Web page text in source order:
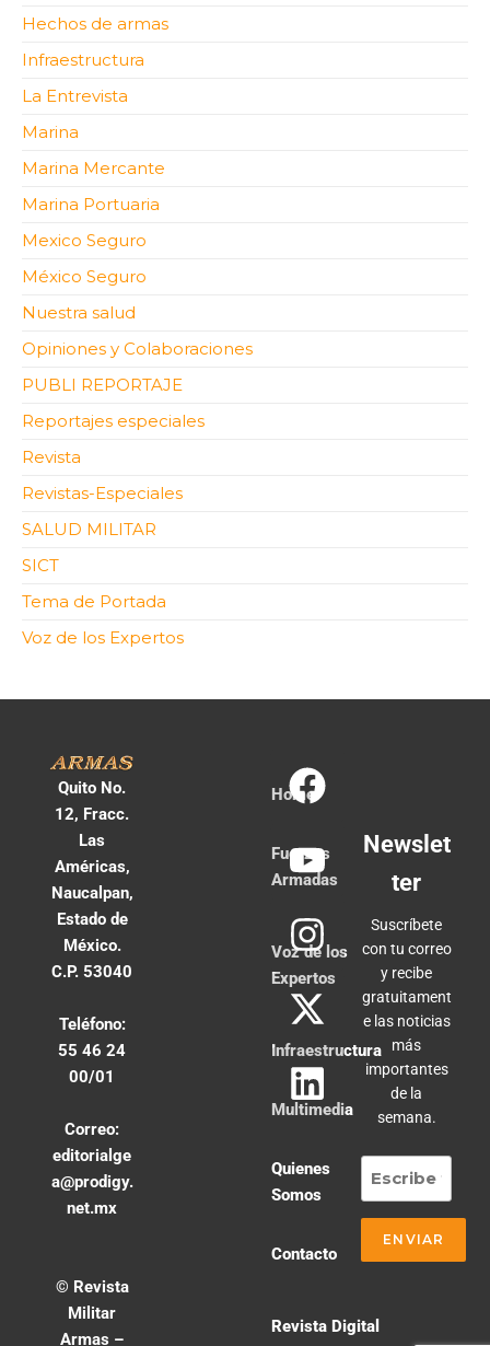
Hechos de armas
Infraestructura
La Entrevista
Marina
Marina Mercante
Marina Portuaria
Mexico Seguro
México Seguro
Nuestra salud
Opiniones y Colaboraciones
PUBLI REPORTAJE
Reportajes especiales
Revista
Revistas-Especiales
SALUD MILITAR
SICT
Tema de Portada
Voz de los Expertos
Quito No.
12, Fracc.
Las
Américas,
Naucalpan,
Estado de
México.
C.P. 53040
Teléfono:
55 46 24
00/01
Correo:
editorialge
a@prodigy.
net.mx
© Revista
Militar
Armas –
Home
Fuerzas
Armadas
Voz de los
Expertos
Infraestructura
Multimedia
Quienes
Somos
Contacto
Revista Digital
Newslet
ter
Suscríbete
con tu correo
y recibe
gratuitament
e las noticias
más
importantes
de la
semana.